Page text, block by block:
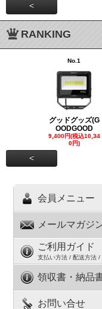
<
RANKING
No.1
グッドグッズ(G
OODGOOD
9,400円(税込10,34
0円)
<
会員メニュー
メールマガジ
ご利用ガイド
支払い方法 / 配送方法 /
領収書・納品
お問い合せ